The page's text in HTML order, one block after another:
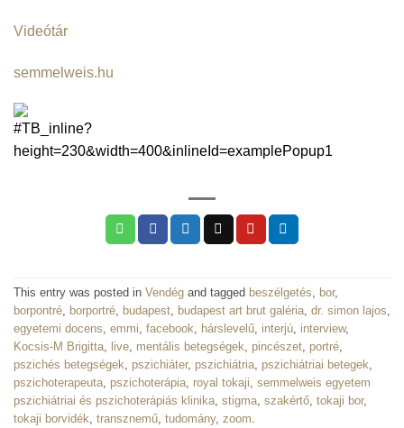
Videótár
semmelweis.hu
This entry was posted in Vendég and tagged beszélgetés, bor,
borpontré, borportré, budapest, budapest art brut galéria, dr. simon lajos,
egyetemi docens, emmi, facebook, hárslevelű, interjú, interview,
Kocsis-M Brigitta, live, mentális betegségek, pincészet, portré,
pszichés betegségek, pszichiáter, pszichiátria, pszichiátriai betegek,
pszichoterapeuta, pszichoterápia, royal tokaji, semmelweis egyetem
pszichiátriai és pszichoterápiás klinika, stigma, szakértő, tokaji bor,
tokaji borvidék, transznemű, tudomány, zoom.